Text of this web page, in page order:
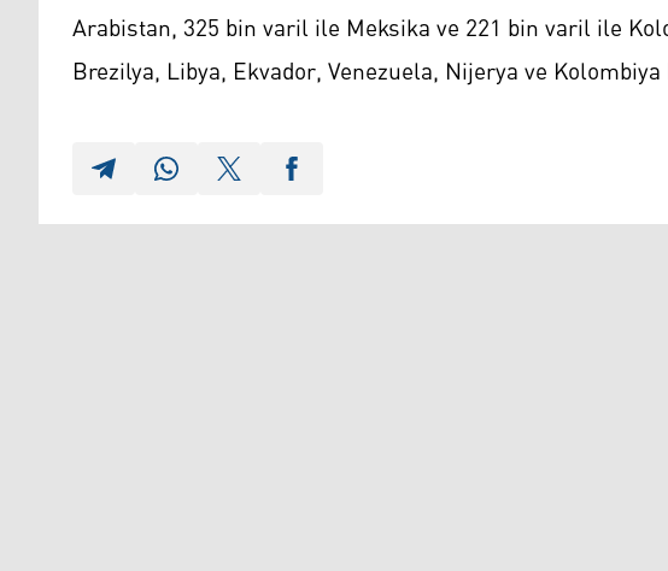
Arabistan, 325 bin varil ile Meksika ve 221 bin varil ile
Brezilya, Libya, Ekvador, Venezuela, Nijerya ve